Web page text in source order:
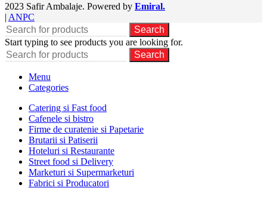
2023 Safir Ambalaje. Powered by Emiral.
| ANPC
Search
Start typing to see products you are looking for.
Search
Menu
Categories
Catering si Fast food
Cafenele si bistro
Firme de curatenie si Papetarie
Brutarii si Patiserii
Hoteluri si Restaurante
Street food si Delivery
Marketuri si Supermarketuri
Fabrici si Producatori